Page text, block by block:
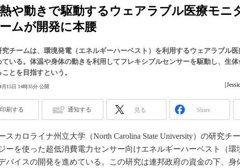
読者調査（EE Times Research
電源設計（EDN Japan）
大山聡の業界スコープ
大原雄介のエレ・組み込みプレイバ
ック
学漂流記
世界を「数字」で回してみよう
この10年で起こったこと、次の10年
で起こること
光伝送技術を知る
“異端児エンジニア”が仕掛けた社内
改革、執念の180日
や動きで駆動するウェアラブル医療モニ
ムが開発に本腰
究チームは、環境発電（エネルギーハーベスト）を利用するウェアラブル医
ている。体温や身体の動きを利用してフレキシブルセンサーを駆動し、生体
とを目指すという。
月15日 14時35分 公開 [
印刷する 通知する 見る Share
カロライナ州立大学（North Carolina State University）の研究チ
ーを使った超低消費電力センサー向けエネルギーハーベスト（環
バイスの開発を進めている。この研究は連邦政府の資金の下、身